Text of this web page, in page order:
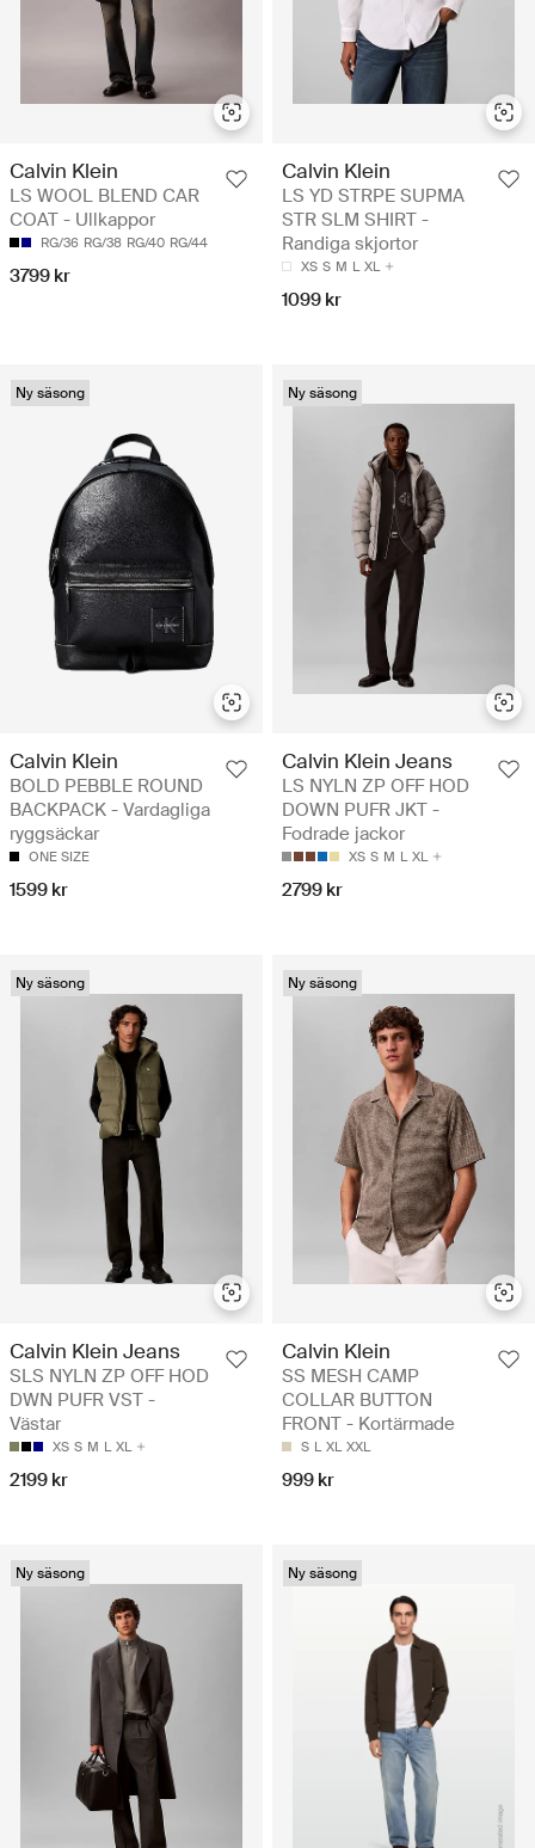
Calvin Klein
LS WOOL BLEND CAR
COAT - Ullkappor
RG/36 RG/38 RG/40 RG/44
3799 kr
Calvin Klein
LS YD STRPE SUPMA
STR SLM SHIRT -
Randiga skjortor
XS S M L XL
1099 kr
Ny säsong
Calvin Klein
BOLD PEBBLE ROUND
BACKPACK - Vardagliga
ryggsäckar
ONE SIZE
1599 kr
Ny säsong
Calvin Klein Jeans
LS NYLN ZP OFF HOD
DOWN PUFR JKT -
Fodrade jackor
XS S M L XL
2799 kr
Ny säsong
Calvin Klein Jeans
SLS NYLN ZP OFF HOD
DWN PUFR VST -
Västar
XS S M L XL
2199 kr
Ny säsong
Calvin Klein
SS MESH CAMP
COLLAR BUTTON
FRONT - Kortärmade
S L XL XXL
999 kr
Ny säsong Ny säsong